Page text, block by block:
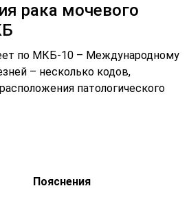
рака мочевого
по МКБ-10 – Международному
– несколько кодов,
патологического
Пояснения